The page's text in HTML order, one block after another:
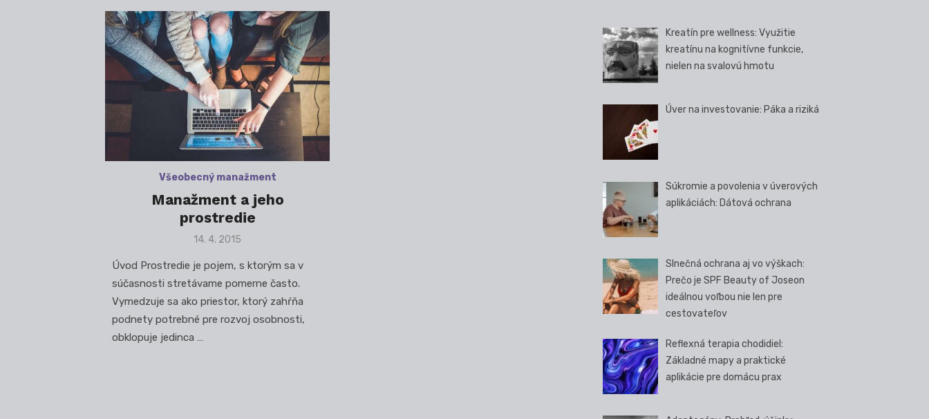
Všeobecný manažment
Manažment a jeho
prostredie
Posted
14. 4. 2015
Úvod Prostredie je pojem, s ktorým sa v
súčasnosti stretávame pomerne často.
Vymedzuje sa ako priestor, ktorý zahŕňa
podnety potrebné pre rozvoj osobnosti,
obklopuje jedinca …
Kreatín pre wellness: Využitie
kreatínu na kognitívne funkcie,
nielen na svalovú hmotu
Úver na investovanie: Páka a riziká
Súkromie a povolenia v úverových
aplikáciách: Dátová ochrana
Slnečná ochrana aj vo výškach:
Prečo je SPF Beauty of Joseon
ideálnou voľbou nie len pre
cestovateľov
Reflexná terapia chodidiel:
Základné mapy a praktické
aplikácie pre domácu prax